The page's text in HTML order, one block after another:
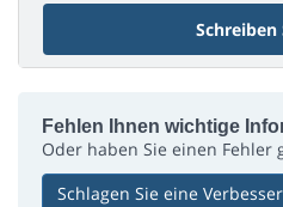
Schreiben
Fehlen Ihnen wichtige
Oder haben Sie einen Fehler
Schlagen Sie eine